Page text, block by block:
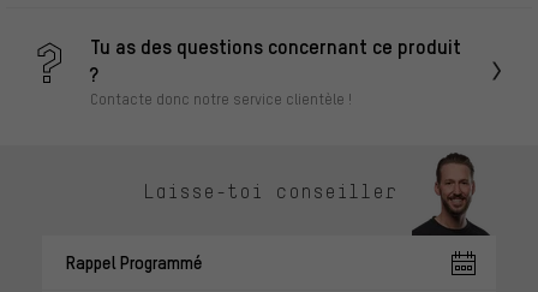
Tu as des questions concernant ce produit
?
Contacte donc notre service clientèle !
Laisse-toi conseiller
Rappel Programmé